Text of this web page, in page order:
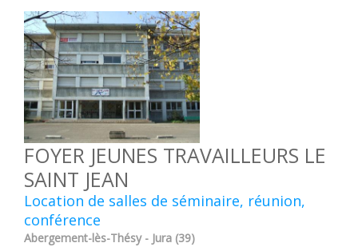
FOYER JEUNES TRAVAILLEURS LE
SAINT JEAN
Location de salles de séminaire, réunion,
conférence
Abergement-lès-Thésy - Jura (39)